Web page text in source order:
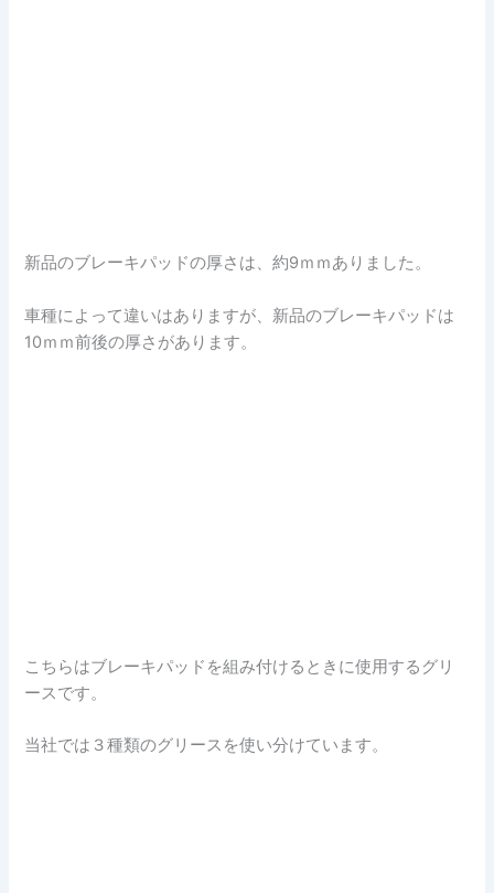
新品のブレーキパッドの厚さは、約9ｍｍありました。
車種によって違いはありますが、新品のブレーキパッドは
10ｍｍ前後の厚さがあります。
こちらはブレーキパッドを組み付けるときに使用するグリ
ースです。
当社では３種類のグリースを使い分けています。